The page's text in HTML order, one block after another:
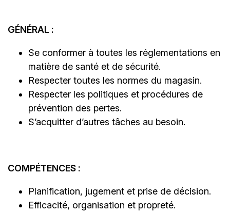
GÉNÉRAL :
Se conformer à toutes les réglementations en
matière de santé et de sécurité.
Respecter toutes les normes du magasin.
Respecter les politiques et procédures de
prévention des pertes.
S’acquitter d’autres tâches au besoin.
COMPÉTENCES :
Planification, jugement et prise de décision.
Efficacité, organisation et propreté.